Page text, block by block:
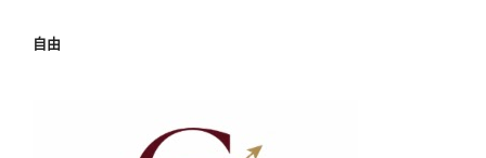
自由